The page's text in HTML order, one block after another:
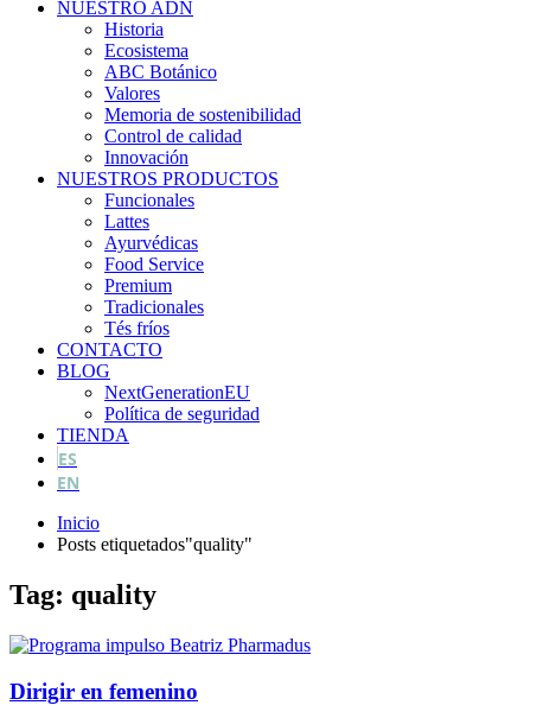
NUESTRO ADN
Historia
Ecosistema
ABC Botánico
Valores
Memoria de sostenibilidad
Control de calidad
Innovación
NUESTROS PRODUCTOS
Funcionales
Lattes
Ayurvédicas
Food Service
Premium
Tradicionales
Tés fríos
CONTACTO
BLOG
NextGenerationEU
Política de seguridad
TIENDA
ES
EN
Inicio
Posts etiquetados"quality"
Tag: quality
Dirigir en femenino